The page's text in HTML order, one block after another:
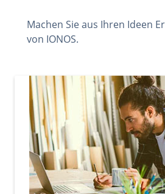
Machen Sie aus Ihren Ideen
von IONOS.